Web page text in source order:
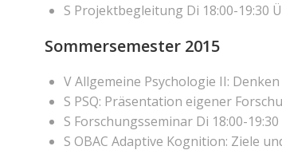
S Projektbegleitung Di 18:00-19:30
Sommersemester 2015
V Allgemeine Psychologie II:
S PSQ: Präsentation eigener
S Forschungsseminar Di 18:00-19:30
S OBAC Adaptive Kognition: Ziele